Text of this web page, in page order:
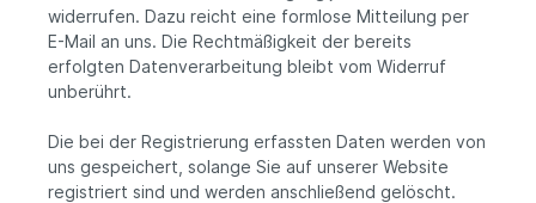
widerrufen. Dazu reicht eine formlose Mitteilung per
E-Mail an uns. Die Rechtmäßigkeit der bereits
erfolgten Datenverarbeitung bleibt vom Widerruf
unberührt.
Die bei der Registrierung erfassten Daten werden von
uns gespeichert, solange Sie auf unserer Website
registriert sind und werden anschließend gelöscht.